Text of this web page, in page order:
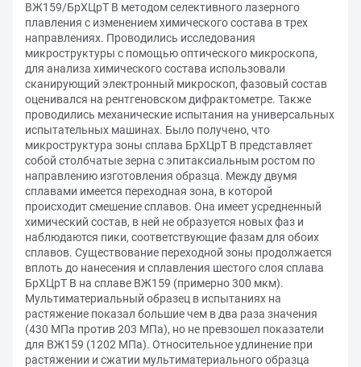
ВЖ159/БрХЦрТ В методом селективного лазерного
плавления с изменением химического состава в трех
направлениях. Проводились исследования
микроструктуры с помощью оптического микроскопа,
для анализа химического состава использовали
сканирующий электронный микроскоп, фазовый состав
оценивался на рентгеновском дифрактометре. Также
проводились механические испытания на универсальных
испытательных машинах. Было получено, что
микроструктура зоны сплава БрХЦрТ В представляет
собой столбчатые зерна с эпитаксиальным ростом по
направлению изготовления образца. Между двумя
сплавами имеется переходная зона, в которой
происходит смешение сплавов. Она имеет усредненный
химический состав, в ней не образуется новых фаз и
наблюдаются пики, соответствующие фазам для обоих
сплавов. Существование переходной зоны продолжается
вплоть до нанесения и сплавления шестого слоя сплава
БрХЦрТ В на сплаве ВЖ159 (примерно 300 мкм).
Мультиматериальный образец в испытаниях на
растяжение показал большие чем в два раза значения
(430 МПа против 203 МПа), но не превзошел показатели
для ВЖ159 (1202 МПа). Относительное удлинение при
растяжении и сжатии мультиматериального образца